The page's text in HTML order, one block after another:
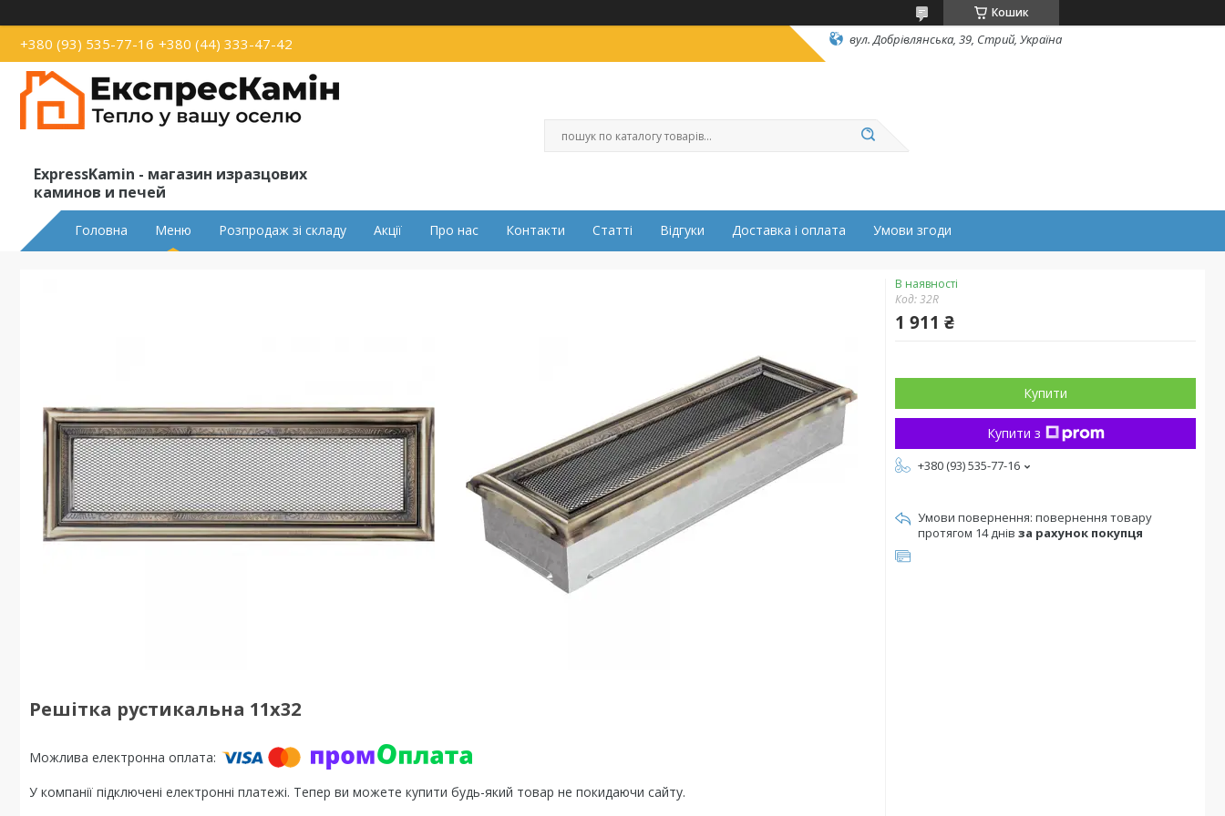
Кошик
+380 (93) 535-77-16 +380 (44) 333-47-42 вул. Добрівлянська, 39, Стрий, Україна
ExpressKamin - магазин изразцових
каминов и печей
Головна Меню Розпродаж зі складу Акції Про нас Контакти Статті Відгуки Доставка і оплата Умови згоди
Решітка рустикальна 11x32
У компанії підключені електронні платежі. Тепер ви можете купити будь-який товар не покидаючи сайту.
В наявності
Код:32R
1 911 ₴
Купити
Купити з
+380 (93) 535-77-16
повернення товару
протягом 14 днів за рахунок покупця